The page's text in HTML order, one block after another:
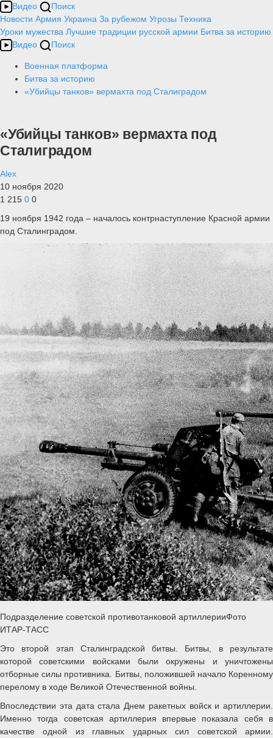
Видео
Поиск
Новости Армия Украина За рубежом Угрозы Техника
Уроки мужества Лучшие традиции русской армии Битва за историю
Видео
Поиск
Военная платформа
Битва за историю
«Убийцы танков» вермахта под Сталиградом
«Убийцы танков» вермахта под
Сталиградом
Alex
10 ноября 2020
1 215 0 0
19 ноября 1942 года – началось контрнаступление Красной армии
под Сталинградом.
Подразделение советской противотанковой артиллерииФото
ИТАР-ТАСС
Это второй этап Сталинградской битвы. Битвы, в результате
которой советскими войсками были окружены и уничтожены
отборные силы противника. Битвы, положившей начало Коренному
перелому в ходе Великой Отечественной войны.
Впоследствии эта дата стала Днем ракетных войск и артиллерии.
Именно тогда советская артиллерия впервые показала себя в
качестве одной из главных ударных сил советской армии.